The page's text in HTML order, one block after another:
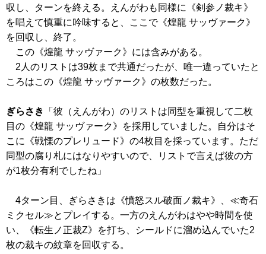
収し、ターンを終える。えんがわも同様に
《剣参ノ裁キ》
を唱えて慎重に吟味すると、ここで《煌龍 サッヴァーク》
を回収し、終了。
この 《煌龍 サッヴァーク》 には含みがある。
2人のリストは39枚まで共通だったが、唯一違っていたと
ころはこの 《煌龍 サッヴァーク》 の枚数だった。
ぎらさき
「彼（えんがわ）のリストは同型を重視して二枚
目の 《煌龍 サッヴァーク》
を採用していました。自分はそ
こに
《戦慄のプレリュード》 の4枚目を採っています。ただ
同型の腐り札にはなりやすいので、リストで言えば彼の方
が1枚分有利でしたね」
4ターン目、ぎらさきは 《憤怒スル破面ノ裁キ》
≪奇石
ミクセル≫とプレイする。一方のえんがわはやや時間を使
い、
《転生ノ正裁Z》
を打ち、シールドに溜め込んでいた2
枚の裁キの紋章を回収する。